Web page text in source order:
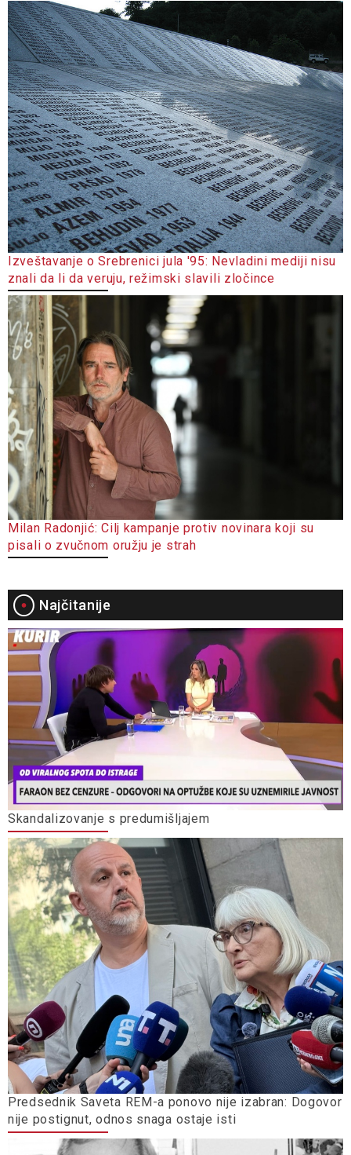
Izveštavanje o Srebrenici jula '95: Nevladini mediji nisu
znali da li da veruju, režimski slavili zločince
Milan Radonjić: Cilj kampanje protiv novinara koji su
pisali o zvučnom oružju je strah
Najčitanije
Skandalizovanje s predumišljajem
Predsednik Saveta REM-a ponovo nije izabran: Dogovor
nije postignut, odnos snaga ostaje isti